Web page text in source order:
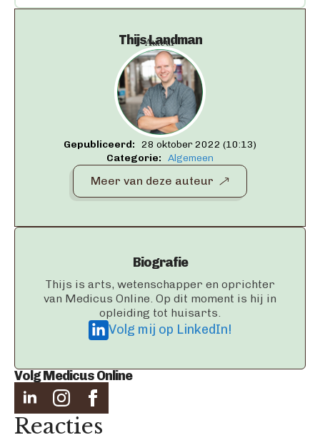
Auteur
Thijs Landman
Gepubliceerd: 28 oktober 2022 (10:13)
Categorie: Algemeen
Meer van deze auteur
Biografie
Thijs is arts, wetenschapper en oprichter
van Medicus Online. Op dit moment is hij in
opleiding tot huisarts.
Volg mij op LinkedIn!
Volg Medicus Online
Reacties